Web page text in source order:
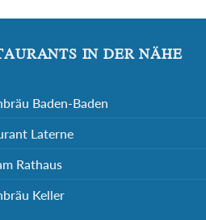
IN DER NÄHE
Baden-Baden
Laterne
Rathaus
Keller